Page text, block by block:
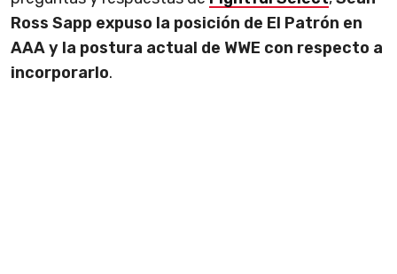
Ross Sapp expuso la posición de El Patrón en
AAA y la postura actual de WWE con respecto a
incorporarlo.